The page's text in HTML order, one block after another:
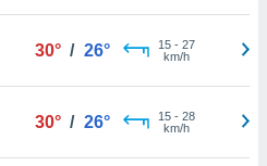
30° / 26° 15- 27
km/h
30° / 26° 15- 28
km/h